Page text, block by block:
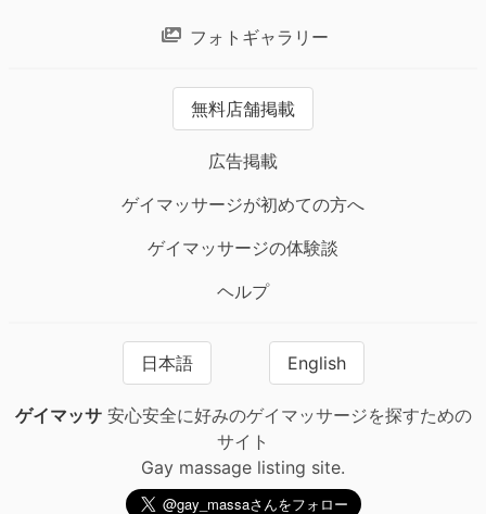
フォトギャラリー
無料店舗掲載
広告掲載
ゲイマッサージが初めての方へ
ゲイマッサージの体験談
ヘルプ
日本語 English
ゲイマッサ安心安全に好みのゲイマッサージを探すための
サイト
Gay massage listing site.